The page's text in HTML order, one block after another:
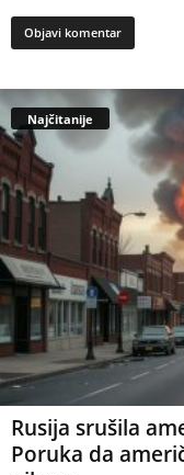
Najčitanije
Rusija srušila
Poruka da